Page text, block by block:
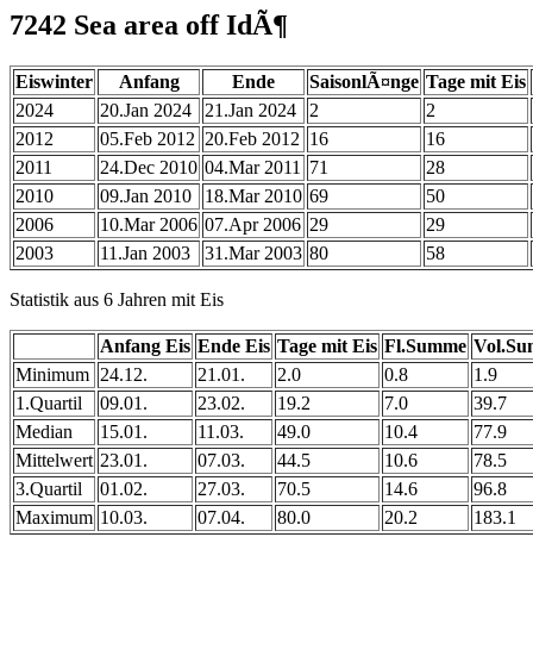
7242 Sea area off IdÃ¶
Eiswinter Anfang Ende SaisonlÃ¤nge Tage mit Eis
2024
20.Jan 2024 21.Jan 2024 2
2
2012
05.Feb 2012 20.Feb 2012 16
16
2011
24.Dec 2010 04.Mar 2011 71
28
2010
09.Jan 2010 18.Mar 2010 69
50
2006
10.Mar 2006 07.Apr 2006 29
29
2003
11.Jan 2003 31.Mar 2003 80 58
Statistik aus 6 Jahren mit Eis
Anfang Eis Ende Eis Tage mit Eis Fl.Summe
Minimum 24.12. 21.01. 2.0 0.8
1.9
1.Quartil
09.01. 23.02. 19.2 7.0
39.7
Median
15.01. 11.03. 49.0 10.4
77.9
Mittelwert 23.01. 07.03. 44.5 10.6
78.5
3.Quartil
01.02. 27.03. 70.5 14.6
96.8
Maximum 10.03. 07.04. 80.0 20.2 183.1